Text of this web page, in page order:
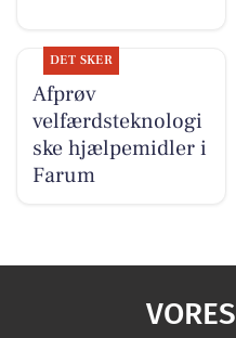
DET SKER
Afprøv
velfærdsteknologi
ske hjælpemidler i
Farum
VORES